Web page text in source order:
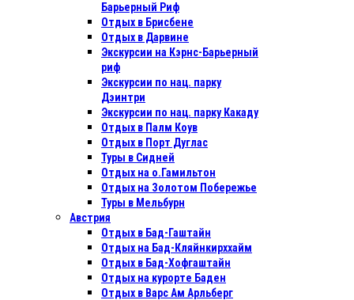
Барьерный Риф
Отдых в Бриcбене
Отдых в Дарвине
Экскурсии на Кэрнс-Барьерный
риф
Экскурсии по нац. парку
Дэинтри
Экскурсии по нац. парку Какаду
Отдых в Палм Коув
Отдых в Порт Дуглас
Туры в Сидней
Отдых на о.Гамильтон
Отдых на Золотом Побережье
Туры в Мельбурн
Австрия
Отдых в Бад-Гаштайн
Отдых на Бад-Кляйнкирххайм
Отдых в Бад-Хофгаштайн
Отдых на курорте Баден
Отдых в Варс Ам Арльберг